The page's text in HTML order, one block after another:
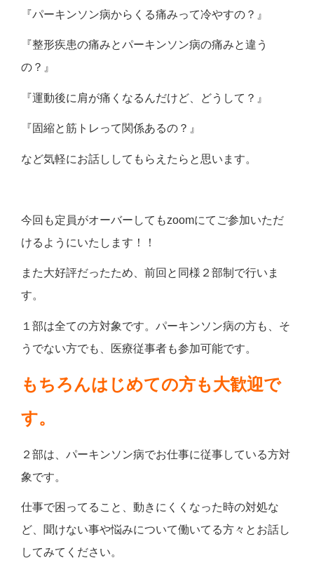
『パーキンソン病からくる痛みって冷やすの？』
『整形疾患の痛みとパーキンソン病の痛みと違う
の？』
『運動後に肩が痛くなるんだけど、どうして？』
『固縮と筋トレって関係あるの？』
など気軽にお話ししてもらえたらと思います。
今回も定員がオーバーしてもzoomにてご参加いただ
けるようにいたします！！
また大好評だったため、前回と同様２部制で行いま
す。
１部は全ての方対象です。パーキンソン病の方も、そ
うでない方でも、医療従事者も参加可能です。
もちろんはじめての方も大歓迎で
す。
２部は、パーキンソン病でお仕事に従事している方対
象です。
仕事で困ってること、動きにくくなった時の対処な
ど、聞けない事や悩みについて働いてる方々とお話し
してみてください。